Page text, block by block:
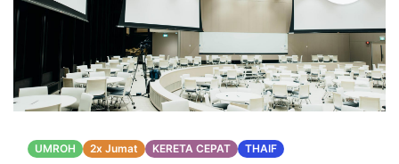
UMROH 2x Jumat KERETA CEPAT THAIF